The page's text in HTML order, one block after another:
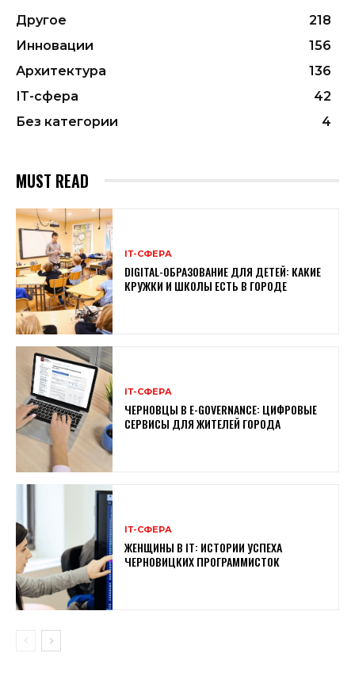
Другое
218
Инновации
156
Архитектура
136
ІТ-сфера
42
Без категории
4
MUST READ
ІТ-СФЕРА
DIGITAL-ОБРАЗОВАНИЕ ДЛЯ ДЕТЕЙ: КАКИЕ
КРУЖКИ И ШКОЛЫ ЕСТЬ В ГОРОДЕ
ІТ-СФЕРА
ЧЕРНОВЦЫ В E-GOVERNANCE: ЦИФРОВЫЕ
СЕРВИСЫ ДЛЯ ЖИТЕЛЕЙ ГОРОДА
ІТ-СФЕРА
ЖЕНЩИНЫ В ІТ: ИСТОРИИ УСПЕХА
ЧЕРНОВИЦКИХ ПРОГРАММИСТОК